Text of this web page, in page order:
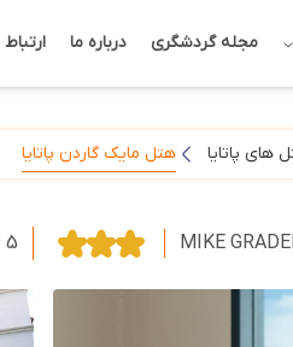
مجله گردشگری درباره ما ارتباط
های پاتایا هتل مایک گاردن پاتایا
MIKE 5 از 5